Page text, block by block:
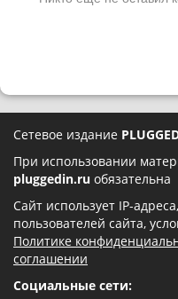
Сетевое издание
При использовании
pluggedin.ru обязательна
Сайт использует IP-
пользователей сайта,
Политике
соглашении
Социальные сети: